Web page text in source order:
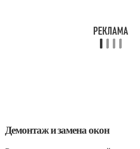
Демонтаж и замена окон